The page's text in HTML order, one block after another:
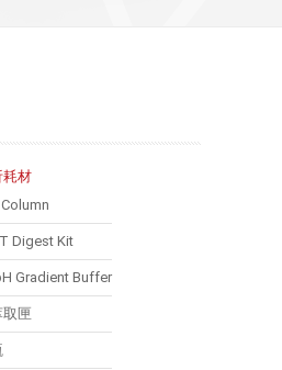
耗材
Digest Kit
Gradient Buffer
取匣